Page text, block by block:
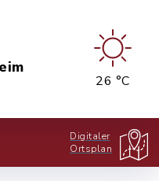
26 °C
Digitaler
Ortsplan